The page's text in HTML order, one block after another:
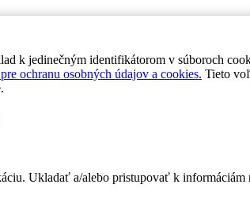
k jedinečným identifikátorom v súboroch
ochranu osobných údajov a cookies. Tieto
Ukladať a/alebo pristupovať k informáciám